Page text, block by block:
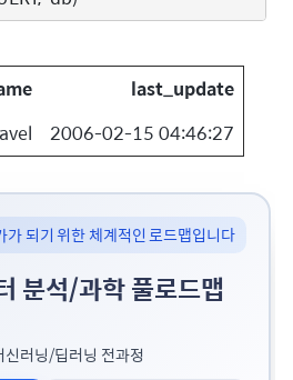
last_update
2006-02-15 04:46:27
되기 위한 체계적인 로드맵입니다
분석/과학 풀로드맵
러닝/딥러닝 전과정